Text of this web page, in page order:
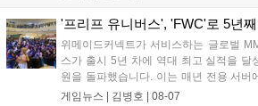
LoL 챔피언스 코리아(LCK)'...
'프리프 유니버스', 'FWC'로 5년
위메이드커넥트가 서비스하는 글로벌
스가 출시 5년 차에 역대 최고 실적을 달
원을 돌파했습니다. 이는 매년 전용 서버
스포츠 대회 FWC의 영향이 큽니다.
게임뉴스 | 김병호 | 08-07